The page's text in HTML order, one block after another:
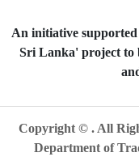
An initiative
Sri Lanka' project to
Copyright © . All
Department of